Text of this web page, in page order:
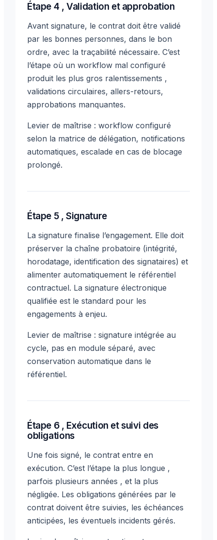
Étape 4 , Validation et approbation
Avant signature, le contrat doit être validé
par les bonnes personnes, dans le bon
ordre, avec la traçabilité nécessaire. C’est
l’étape où un workflow mal configuré
produit les plus gros ralentissements ,
validations circulaires, allers-retours,
approbations manquantes.
Levier de maîtrise : workflow configuré
selon la matrice de délégation, notifications
automatiques, escalade en cas de blocage
prolongé.
Étape 5 , Signature
La signature finalise l’engagement. Elle doit
préserver la chaîne probatoire (intégrité,
horodatage, identification des signataires) et
alimenter automatiquement le référentiel
contractuel. La signature électronique
qualifiée est le standard pour les
engagements à enjeu.
Levier de maîtrise : signature intégrée au
cycle, pas en module séparé, avec
conservation automatique dans le
référentiel.
Étape 6 , Exécution et suivi des
obligations
Une fois signé, le contrat entre en
exécution. C’est l’étape la plus longue ,
parfois plusieurs années , et la plus
négligée. Les obligations générées par le
contrat doivent être suivies, les échéances
anticipées, les éventuels incidents gérés.